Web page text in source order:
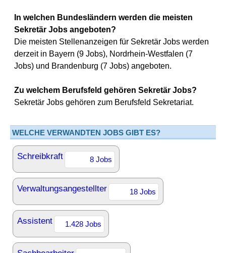
In welchen Bundesländern werden die meisten
Sekretär Jobs angeboten?
Die meisten Stellenanzeigen für Sekretär Jobs werden
derzeit in Bayern (9 Jobs), Nordrhein-Westfalen (7
Jobs) und Brandenburg (7 Jobs) angeboten.
Zu welchem Berufsfeld gehören Sekretär Jobs?
Sekretär Jobs gehören zum Berufsfeld Sekretariat.
WELCHE VERWANDTEN JOBS GIBT ES?
Schreibkraft 8 Jobs
Verwaltungsangestellter 18 Jobs
Assistent 1.428 Jobs